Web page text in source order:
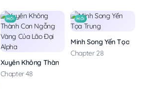
MỚI
Xuyên Không Thành Con Ngỗng Vàng Của
Chapter 48
MỚI
Minh Song Yến Tọa
Chapter 28